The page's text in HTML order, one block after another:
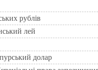
рублів
лей
долар